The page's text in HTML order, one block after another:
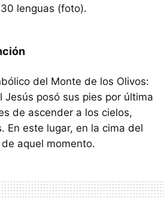
lenguas (foto).
del Monte de los Olivos:
Jesús posó sus pies por última
de ascender a los cielos,
En este lugar, en la cima del
aquel momento.